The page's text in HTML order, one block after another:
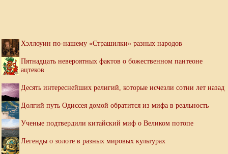
Хэллоуин по-нашему «Страшилки» разных народов
Пятнадцать невероятных фактов о божественном пантеоне
ацтеков
Десять интереснейших религий, которые исчезли сотни лет назад
Долгий путь Одиссея домой обратится из мифа в реальность
Ученые подтвердили китайский миф о Великом потопе
Легенды о золоте в разных мировых культурах